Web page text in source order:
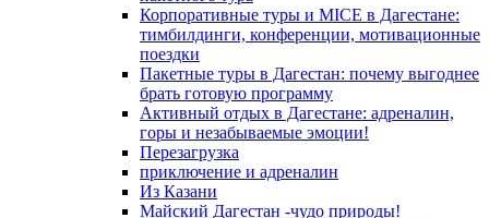
Корпоративные туры и MICE в Дагестане:
тимбилдинги, конференции, мотивационные
поездки
Пакетные туры в Дагестан: почему выгоднее
брать готовую программу
Активный отдых в Дагестане: адреналин,
горы и незабываемые эмоции!
Перезагрузка
приключение и адреналин
Из Казани
Майский Дагестан -чудо природы!